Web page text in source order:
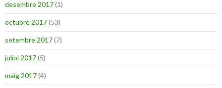
desembre 2017(1)
octubre 2017(53)
setembre 2017(7)
juliol 2017(5)
maig 2017(4)